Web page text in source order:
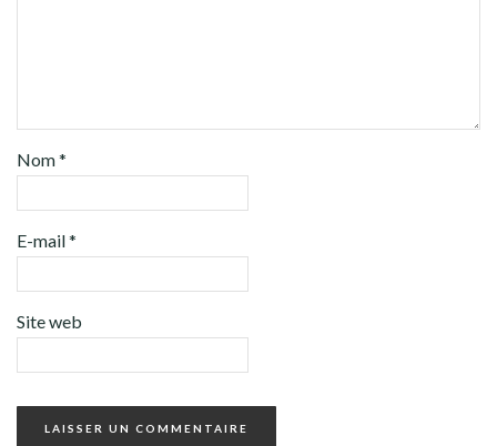
Nom*
E-mail*
Site web